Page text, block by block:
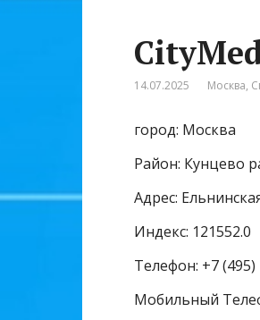
14.07.2025 Москва,
город: Москва
Район: Кунцево
Адрес:
Индекс: 121552.0
Телефон: +7 (495)
Мобильный